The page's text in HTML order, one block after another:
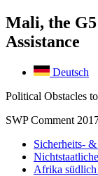
Mali, the
Assistance
Deutsch
Political Obstacles
SWP Comment
Sicherheits-
Afrika südlich